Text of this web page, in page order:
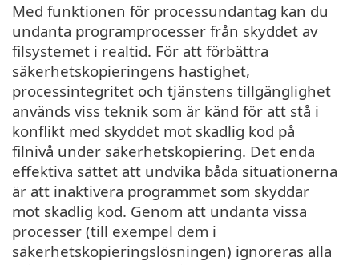
Med funktionen för processundantag kan du
undanta programprocesser från skyddet av
filsystemet i realtid. För att förbättra
säkerhetskopieringens hastighet,
processintegritet och tjänstens tillgänglighet
används viss teknik som är känd för att stå i
konflikt med skyddet mot skadlig kod på
filnivå under säkerhetskopiering. Det enda
effektiva sättet att undvika båda situationerna
är att inaktivera programmet som skyddar
mot skadlig kod. Genom att undanta vissa
processer (till exempel dem i
säkerhetskopieringslösningen) ignoreras alla